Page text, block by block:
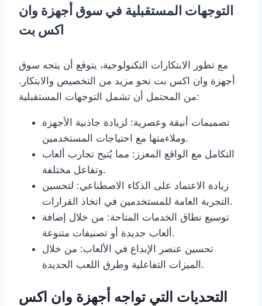
التوجهات المستقبلية في سوق أجهزة وان
اكس بت
مع تطور الابتكارات التكنولوجية، يتوقع أن يتجه سوق
أجهزة وان اكس بت نحو مزيد من التخصيص والابتكار.
من المحتمل أن تشمل التوجهات المستقبلية:
تصميمات أنيقة وعصرية: لزيادة جاذبية الأجهزة
وملاءمتها مع احتياجات المستخدمين.
التكامل مع الواقع المعزز: مما يُتيح تجارب ألعاب
وتفاعل مختلفة.
زيادة الاعتماد على الذكاء الاصطناعي: لتحسين
التجربة العامة للمستخدمين في اتخاذ القرارات.
توسيع نطاق الخدمات المتاحة: من خلال إضافة
ألعاب جديدة أو تصنيفات متنوعة.
تحسين عنصر الإبداع في الألعاب: من خلال
الميزات التفاعلية وطرق اللعب الجديدة.
التحديات التي تواجه أجهزة وان اكس